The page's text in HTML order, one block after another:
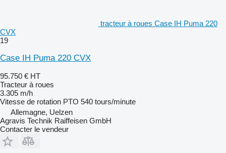
tracteur à roues Case IH Puma 220
CVX
19
Case IH Puma 220 CVX
95.750 € HT
Tracteur à roues
3.305 m/h
Vitesse de rotation PTO 540 tours/minute
Allemagne, Uelzen
Agravis Technik Raiffeisen GmbH
Contacter le vendeur